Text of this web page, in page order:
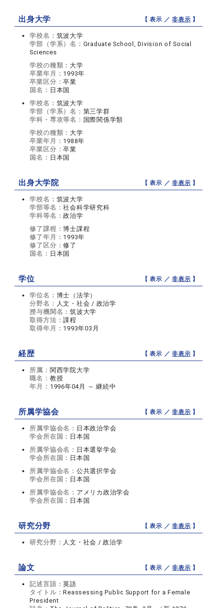
出身大学 【 表示 ／非表示 】
学校名： 筑波大学
学部（学系）名： Graduate School, Division of Social
Sciences
学校の種類： 大学
卒業年月： 1993年
卒業区分：卒業
国名： 日本国
学校名： 筑波大学
学部（学系）名： 第三学群
学科・専攻等名： 国際関係学類
学校の種類： 大学
卒業年月： 1988年
卒業区分：卒業
国名： 日本国
出身大学院 【 表示 ／非表示 】
学校名： 筑波大学
学部等名：社会科学研究科
学科等名：政治学
修了課程：博士課程
修了年月： 1993年
修了区分：修了
国名： 日本国
学位 【 表示 ／非表示 】
学位名： 博士（法学）
分野名： 人文・社会 / 政治学
授与機関名：筑波大学
取得方法：課程
取得年月： 1993年03月
経歴 【 表示 ／非表示 】
所属： 関西学院大学
職名： 教授
年月： 1996年04月 ～ 継続中
所属学協会 【 表示 ／非表示 】
所属学協会名： 日本政治学会
学会所在国： 日本国
所属学協会名： 日本選挙学会
学会所在国： 日本国
所属学協会名： 公共選択学会
学会所在国： 日本国
所属学協会名： アメリカ政治学会
学会所在国： 日本国
研究分野 【 表示 ／非表示 】
研究分野： 人文・社会 / 政治学
論文 【 表示 ／非表示 】
記述言語：英語
タイトル：Reassessing Public Support for a Female
President